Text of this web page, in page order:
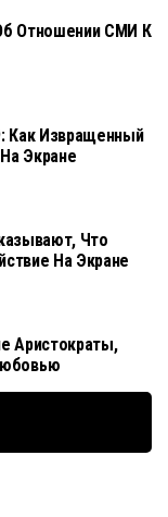
Отношении СМИ К
Как Извращенный
Экране
Что
На Экране
Аристократы,